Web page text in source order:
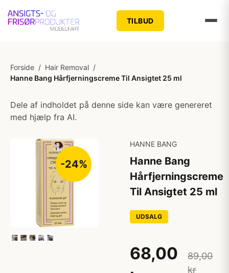
TILBUD
Forside / Hair Removal /
Hanne Bang Hårfjerningscreme Til Ansigtet 25 ml
Dele af indholdet på denne side kan være genereret
med hjælp fra AI.
-24%
HANNE BANG
Hanne Bang
Hårfjerningscreme
Til Ansigtet 25 ml
UDSALG
68,00
89,00
kr